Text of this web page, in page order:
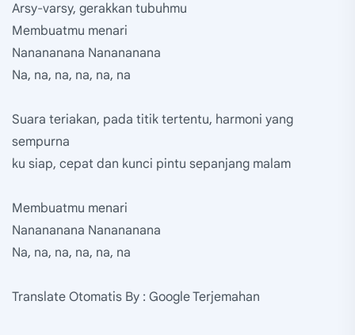
Arsy-varsy, gerakkan tubuhmu
Membuatmu menari
Nanananana Nanananana
Na, na, na, na, na, na
Suara teriakan, pada titik tertentu, harmoni yang
sempurna
ku siap, cepat dan kunci pintu sepanjang malam
Membuatmu menari
Nanananana Nanananana
Na, na, na, na, na, na
Translate Otomatis By : Google Terjemahan